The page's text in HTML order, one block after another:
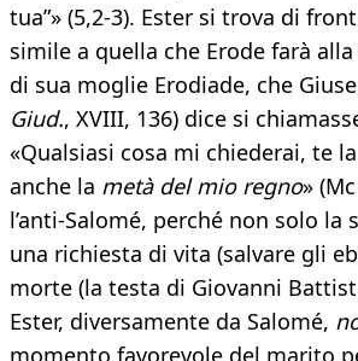
tua”» (5,2-3). Ester si trova di
simile a quella che Erode farà
di sua moglie Erodiade, che
Giud., XVIII, 136) dice si
«Qualsiasi cosa mi chiederai, te
anche la metà del mio regno»
l’anti-Salomé, perché non solo la
una richiesta di vita (salvare gli
morte (la testa di Giovanni
Ester, diversamente da Salomé,
momento favorevole del marito